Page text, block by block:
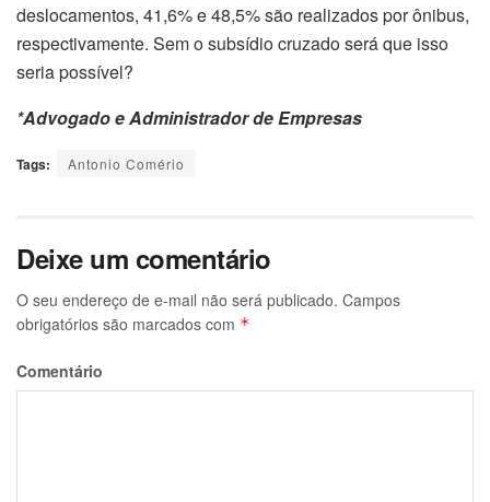
deslocamentos, 41,6% e 48,5% são realizados por ônibus,
respectivamente. Sem o subsídio cruzado será que isso
seria possível?
*Advogado e Administrador de Empresas
Tags: Antonio Comério
Deixe um comentário
O seu endereço de e-mail não será publicado. Campos
obrigatórios são marcados com *
Comentário